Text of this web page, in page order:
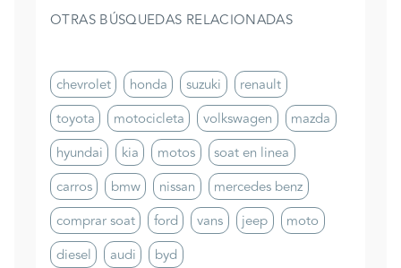
OTRAS BÚSQUEDAS RELACIONADAS
chevrolet honda suzuki
renault
toyota
motocicleta volkswagen
mazda
hyundai
kia motos
soat en linea
carros
bmw nissan
mercedes benz
comprar soat
ford vans jeep
moto
diesel
audi byd